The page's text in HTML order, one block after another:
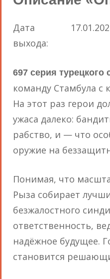
Дата
выхода:
697 серия
команду Стамбула
На этот раз герои
ужаса далеко:
рабство, и — что
оружие на
Понимая, что
Рыза собирает
безжалостного
ответственность,
надёжное будущее.
становится